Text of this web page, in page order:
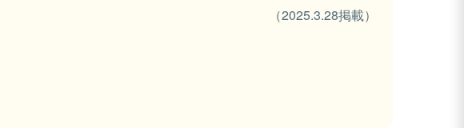
（2025.3.28掲載）